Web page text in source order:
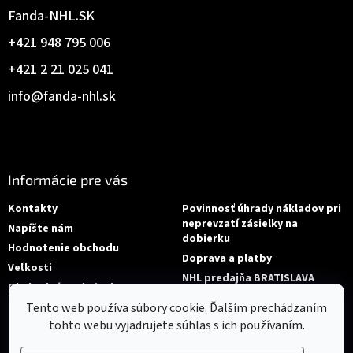
Tento web používa súbory cookie. Ďalším prechádzaním
tohto webu vyjadrujete súhlas s ich používaním.
info@fanda-nhl.sk
+421 2 21 025 041
+421 948 795 006
Fanda-NHL.SK
Informácie pre vás
Kontakty
Napíšte nám
Hodnotenie obchodu
Veľkosti
Obchodné podmienky
Povinnosť úhrady nákladov pri
neprevzatí zásielky na
dobierku
Doprava a platby
NHL predajňa BRATISLAVA
Reklamace/Výměna